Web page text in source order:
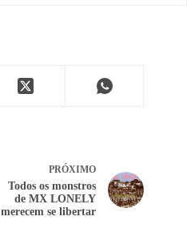
PRÓXIMO
Todos os monstros
de MX LONELY
merecem se libertar